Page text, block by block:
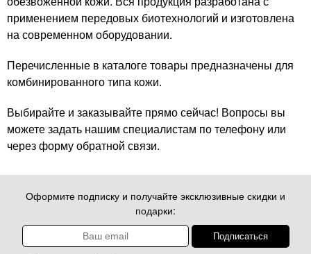
применением передовых биотехнологий и изготовлена
на современном оборудовании.
Перечисленные в каталоге товары предназначены для
комбинированного типа кожи.
Выбирайте и заказывайте прямо сейчас! Вопросы вы
можете задать нашим специалистам по телефону или
через форму обратной связи.
Оформите подписку и получайте эксклюзивные скидки и
подарки: